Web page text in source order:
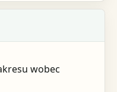
wobec